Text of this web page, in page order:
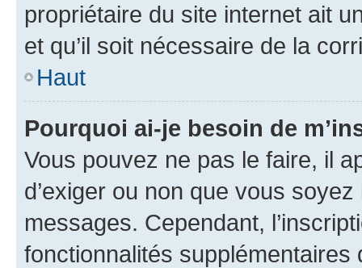
propriétaire du site internet ait
et qu’il soit nécessaire de la
Haut
Pourquoi ai-je besoin de
Vous pouvez ne pas le faire, il
d’exiger ou non que vous
messages. Cependant,
fonctionnalités